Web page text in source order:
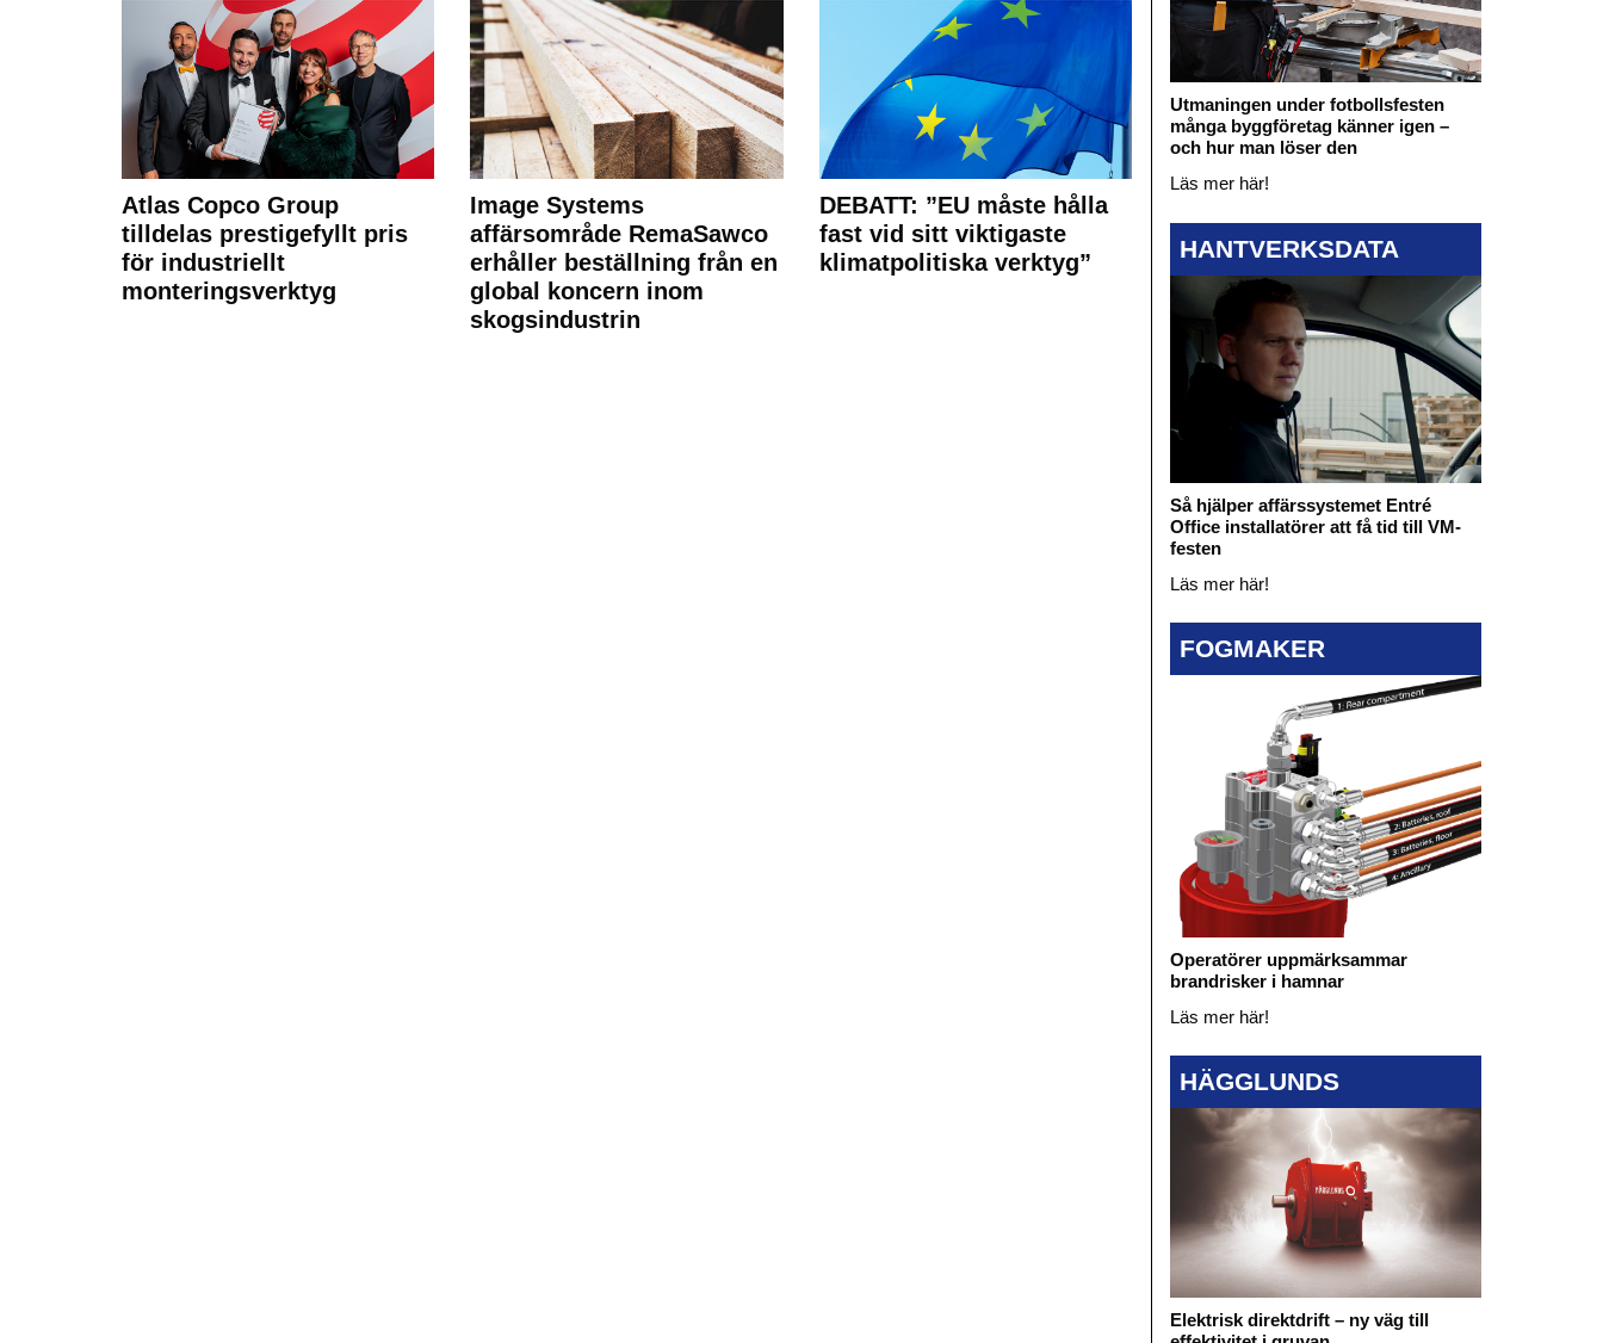
Atlas Copco Group
tilldelas prestigefyllt pris
för industriellt
monteringsverktyg
Image Systems
affärsområde RemaSawco
erhåller beställning från en
global koncern inom
skogsindustrin
DEBATT: ”EU måste hålla
fast vid sitt viktigaste
klimatpolitiska verktyg”
Utmaningen under fotbollsfesten
många byggföretag känner igen –
och hur man löser den
Läs mer här!
HANTVERKSDATA
Så hjälper affärssystemet Entré
Office installatörer att få tid till VM-
festen
Läs mer här!
FOGMAKER
Operatörer uppmärksammar
brandrisker i hamnar
Läs mer här!
HÄGGLUNDS
Elektrisk direktdrift – ny väg till